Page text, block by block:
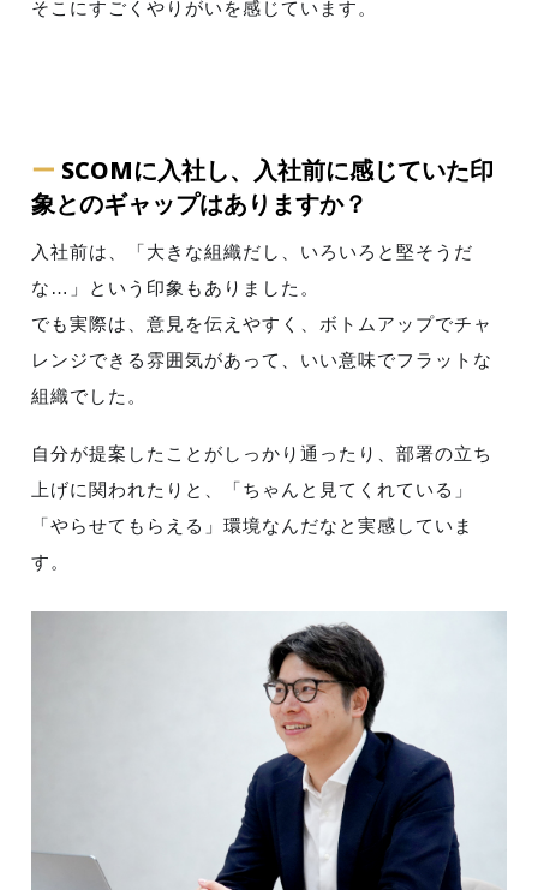
そこにすごくやりがいを感じています。
ー SCOMに入社し、入社前に感じていた印
象とのギャップはありますか？
入社前は、「大きな組織だし、いろいろと堅そうだ
な…」という印象もありました。
でも実際は、意見を伝えやすく、ボトムアップでチャ
レンジできる雰囲気があって、いい意味でフラットな
組織でした。
自分が提案したことがしっかり通ったり、部署の立ち
上げに関われたりと、「ちゃんと見てくれている」
「やらせてもらえる」環境なんだなと実感していま
す。